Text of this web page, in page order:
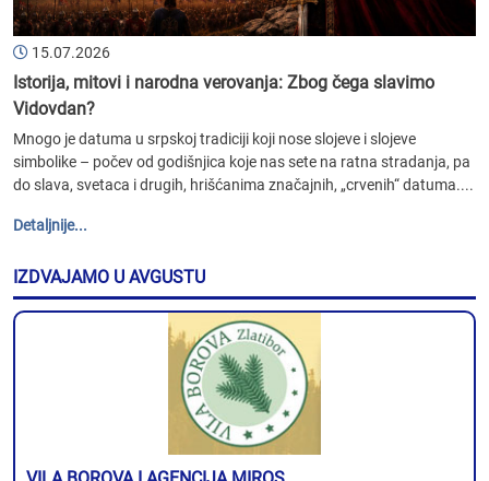
15.07.2026
Istorija, mitovi i narodna verovanja: Zbog čega slavimo
Vidovdan?
Mnogo je datuma u srpskoj tradiciji koji nose slojeve i slojeve
simbolike – počev od godišnjica koje nas sete na ratna stradanja, pa
do slava, svetaca i drugih, hrišćanima značajnih, „crvenih“ datuma....
Detaljnije...
IZDVAJAMO U AVGUSTU